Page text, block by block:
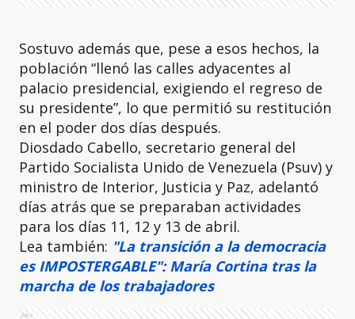
Sostuvo además que, pese a esos hechos, la
población “llenó las calles adyacentes al
palacio presidencial, exigiendo el regreso de
su presidente”, lo que permitió su restitución
en el poder dos días después.
Diosdado Cabello, secretario general del
Partido Socialista Unido de Venezuela (Psuv) y
ministro de Interior, Justicia y Paz, adelantó
días atrás que se preparaban actividades
para los días 11, 12 y 13 de abril.
Lea también: "La transición a la democracia
es IMPOSTERGABLE": María Cortina tras la
marcha de los trabajadores
Ads